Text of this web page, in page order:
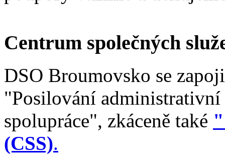
Centrum společných
DSO Broumovsko se
"Posilování
spolupráce", zkáceně také
(CSS).